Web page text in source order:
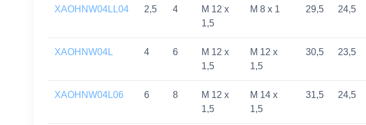
XAOHNW04LL04 2,5 4
M 12 x
1,5
M 8 x 1 29,5 24,5
XAOHNW04L 4 6
M 12 x
1,5
M 12 x
1,5
30,5 23,5
XAOHNW04L06 6 8
M 12 x
1,5
M 14 x
1,5
31,5 24,5